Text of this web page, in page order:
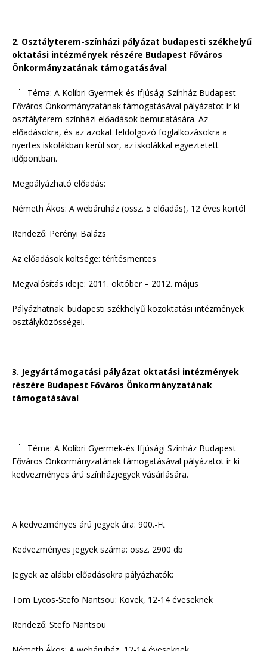
2. Osztályterem-színházi pályázat budapesti székhelyű
oktatási intézmények részére Budapest Főváros
Önkormányzatának támogatásával
Téma: A Kolibri Gyermek-és Ifjúsági Színház Budapest
Főváros Önkormányzatának támogatásával pályázatot ír ki
osztályterem-színházi előadások bemutatására. Az
előadásokra, és az azokat feldolgozó foglalkozásokra a
nyertes iskolákban kerül sor, az iskolákkal egyeztetett
időpontban.
Megpályázható előadás:
Németh Ákos: A webáruház (össz. 5 előadás), 12 éves kortól
Rendező: Perényi Balázs
Az előadások költsége: térítésmentes
Megvalósítás ideje: 2011. október – 2012. május
Pályázhatnak: budapesti székhelyű közoktatási intézmények
osztályközösségei.
3. Jegyártámogatási pályázat oktatási intézmények
részére Budapest Főváros Önkormányzatának
támogatásával
Téma: A Kolibri Gyermek-és Ifjúsági Színház Budapest
Főváros Önkormányzatának támogatásával pályázatot ír ki
kedvezményes árú színházjegyek vásárlására.
A kedvezményes árú jegyek ára: 900.-Ft
Kedvezményes jegyek száma: össz. 2900 db
Jegyek az alábbi előadásokra pályázhatók:
Tom Lycos-Stefo Nantsou: Kövek, 12-14 éveseknek
Rendező: Stefo Nantsou